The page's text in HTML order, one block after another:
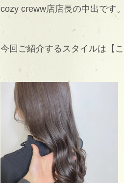
cozy creww店店長の中出です。
今回ご紹介するスタイルは【